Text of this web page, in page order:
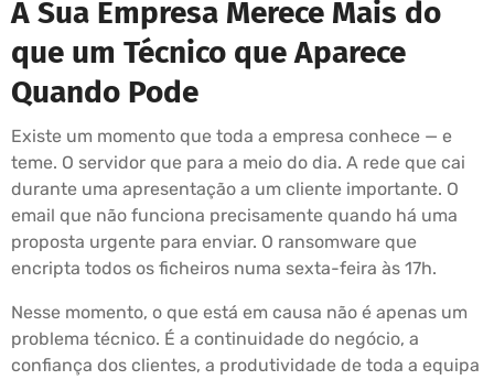
A Sua Empresa Merece Mais do
que um Técnico que Aparece
Quando Pode
Existe um momento que toda a empresa conhece — e
teme. O servidor que para a meio do dia. A rede que cai
durante uma apresentação a um cliente importante. O
email que não funciona precisamente quando há uma
proposta urgente para enviar. O ransomware que
encripta todos os ficheiros numa sexta-feira às 17h.
Nesse momento, o que está em causa não é apenas um
problema técnico. É a continuidade do negócio, a
confiança dos clientes, a produtividade de toda a equipa